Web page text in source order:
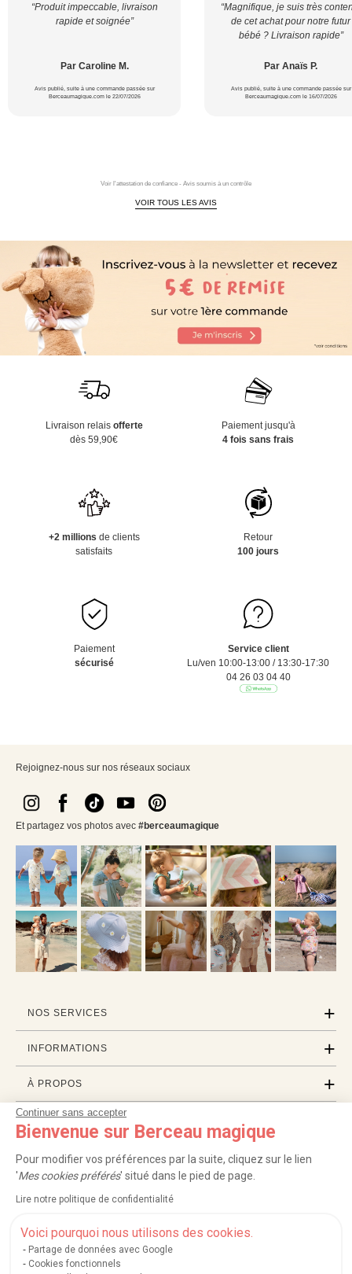
Continuer sans accepter
Bienvenue sur Berceau magique
Pour modifier vos préférences par la suite, cliquez sur le lien
'Mes cookies préférés' situé dans le pied de page.
Lire notre politique de confidentialité
Voici pourquoi nous utilisons des cookies.
Partage de données avec Google
Cookies fonctionnels
“Produit impeccable, livraison
rapide et soignée”
Par Caroline M.
Avis publié, suite à une commande passée sur
Berceaumagique.com le 22/07/2026
“Magnifique, je suis très
de cet achat pour notre futur
bébé ? Livraison rapide”
Par Anaïs P.
Avis publié, suite à une commande passée sur
Berceaumagique.com le 16/07/2026
Voir l'attestation de confiance - Avis soumis à un contrôle
VOIR TOUS LES AVIS
Livraison relais offerte
dès 59,90€
Paiement jusqu'à
4 fois sans frais
+2 millions de clients
satisfaits
Retour
100 jours
Paiement
sécurisé
Service client
Lu/ven 10:00-13:00 / 13:30-17:30
04 26 03 04 40
Rejoignez-nous sur nos réseaux sociaux
Et partagez vos photos avec #berceaumagique
NOS SERVICES
INFORMATIONS
À PROPOS
PROFESSIONNELS
LISTES CADEAUX
Service après-vente| FAQ |Rappels de produits|Protection des données
Mentions légales et crédits Conditions générales de ventes